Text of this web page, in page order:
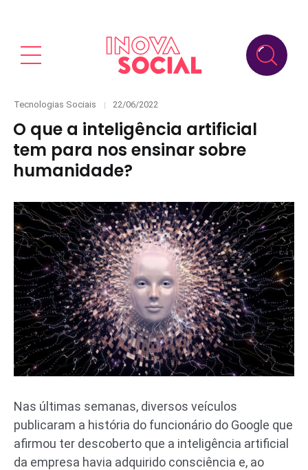
Categories
Tecnologias Sociais
Posted
22/06/2022
O que a inteligência artificial
tem para nos ensinar sobre
humanidade?
Nas últimas semanas, diversos veículos
publicaram a história do funcionário do Google que
afirmou ter descoberto que a inteligência artificial
da empresa havia adquirido consciência e, ao